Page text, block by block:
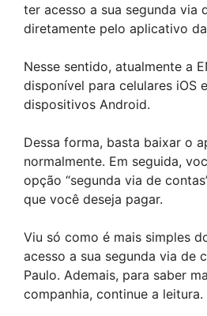
ter acesso a sua segunda via
diretamente pelo aplicativo
Nesse sentido, atualmente a
disponível para celulares iOS
dispositivos Android.
Dessa forma, basta baixar o
normalmente. Em seguida,
opção “segunda via de
que você deseja pagar.
Viu só como é mais simples
acesso a sua segunda via de
Paulo. Ademais, para saber
companhia, continue a leitura.